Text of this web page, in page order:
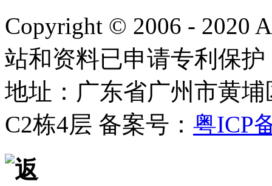
Copyright © 2006 - 2020
站和资料已申请专利保
地址：广东省广州市黄
C2栋4层 备案号： 粤ICP